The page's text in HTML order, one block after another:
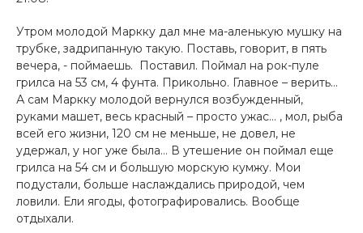
Утром молодой Маркку дал мне ма-аленькую мушку на
трубке, задрипанную такую. Поставь, говорит, в пять
вечера, - поймаешь. Поставил. Поймал на рок-пуле
грилса на 53 см, 4 фунта. Прикольно. Главное – верить…
А сам Маркку молодой вернулся возбужденный,
руками машет, весь красный – просто ужас… , мол, рыба
всей его жизни, 120 см не меньше, не довел, не
удержал, у ног уже была… В утешение он поймал еще
грилса на 54 см и большую морскую кумжу. Мои
подустали, больше наслаждались природой, чем
ловили. Ели ягоды, фотографировались. Вообще
отдыхали.